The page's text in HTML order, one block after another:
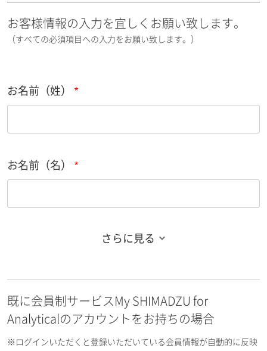
お客様情報の入力を宜しくお願い致します。
（すべての必須項目への入力をお願い致します。）
お名前（姓）
お名前（名）
お名前フリガナ（名）
さらに見る
既に会員制サービスMy SHIMADZU for
Analyticalのアカウントをお持ちの場合
※ログインいただくと登録いただいている会員情報が自動的に反映